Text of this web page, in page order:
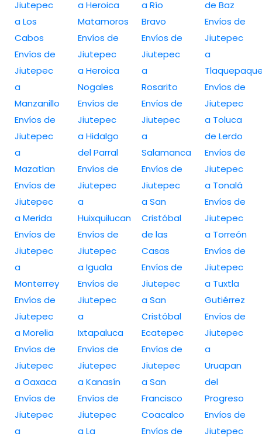
Jiutepec
a Los
Cabos
Envíos de
Jiutepec
a
Manzanillo
Envíos de
Jiutepec
a
Mazatlan
Envíos de
Jiutepec
a Merida
Envíos de
Jiutepec
a
Monterrey
Envíos de
Jiutepec
a Morelia
Envíos de
Jiutepec
a Oaxaca
Envíos de
Jiutepec
a
a Heroica
Matamoros
Envíos de
Jiutepec
a Heroica
Nogales
Envíos de
Jiutepec
a Hidalgo
del Parral
Envíos de
Jiutepec
a
Huixquilucan
Envíos de
Jiutepec
a Iguala
Envíos de
Jiutepec
a
Ixtapaluca
Envíos de
Jiutepec
a Kanasín
Envíos de
Jiutepec
a La
a Río
Bravo
Envíos de
Jiutepec
a
Rosarito
Envíos de
Jiutepec
a
Salamanca
Envíos de
Jiutepec
a San
Cristóbal
de las
Casas
Envíos de
Jiutepec
a San
Cristóbal
Ecatepec
Envíos de
Jiutepec
a San
Francisco
Coacalco
Envíos de
de Baz
Envíos de
Jiutepec
a
Envíos de
Jiutepec
a Toluca
de Lerdo
Envíos de
Jiutepec
a Tonalá
Envíos de
Jiutepec
a Torreón
Envíos de
Jiutepec
a Tuxtla
Gutiérrez
Envíos de
Jiutepec
a
Uruapan
del
Progreso
Envíos de
Jiutepec